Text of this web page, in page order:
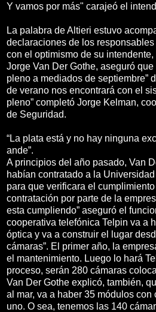
Y vamos por más" carajeó el
La palabra de Altieri estuvo
declaraciones de los
con el optimismo de su
Jorge Van Der Gothe, aseguró que
pleno a mediados de septiembre”
de verano nos encontrará con el
pleno” completó Jorge Kelman,
de Seguridad.
“La plata está y no hay ninguna
ande”.
A principios del año pasado, Van
habían contratado a la
para que verificara el
contratación por parte de la
esta cumpliendo” aseguró el
cooperativa telefónica Telpin va a
óptica y va a construir el lugar
cámaras”. El primer año, la
el mantenimiento. Luego lo hará
proceso, serán 280 cámaras
Van Der Gothe explicó, también,
al mar, va a haber 35 módulos con
uno. O sea, tenemos las 140